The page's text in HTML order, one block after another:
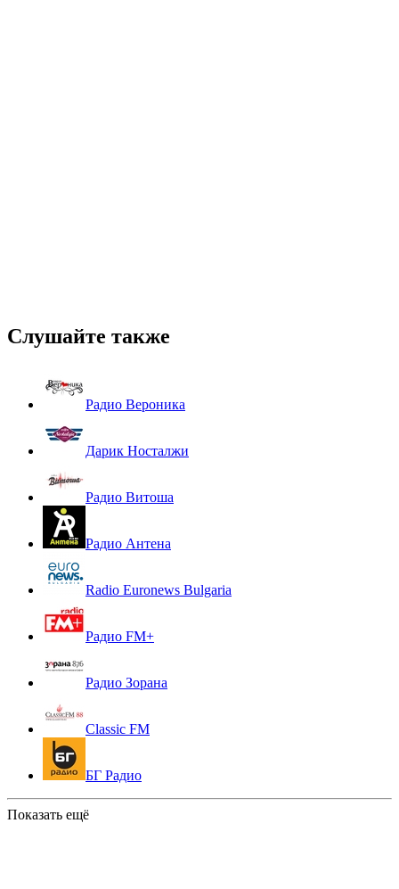
Слушайте также
Радио Вероника
Дарик Носталжи
Радио Витоша
Радио Антена
Radio Euronews Bulgaria
Радио FM+
Радио Зорана
Classic FM
БГ Радио
Показать ещё